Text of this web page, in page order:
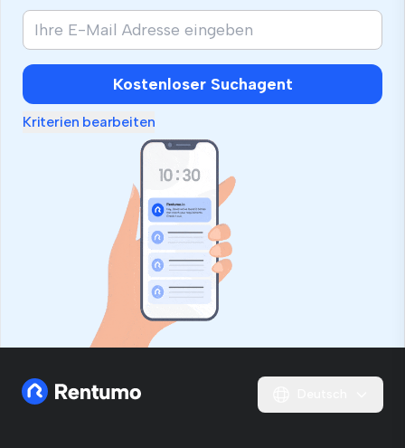
Kostenloser Suchagent
Kriterien bearbeiten